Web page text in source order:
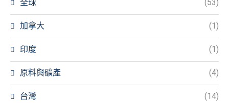
全球 (53)
加拿大 (1)
印度 (1)
原料與礦產 (4)
台灣 (14)